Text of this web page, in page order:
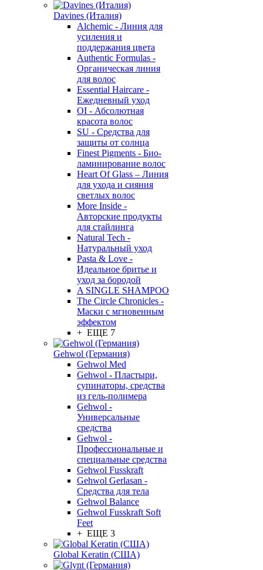
Davines (Италия)
Alchemic - Линия для
усиления и
поддержания цвета
Authentic Formulas -
Органическая линия
для волос
Essential Haircare -
Eжедневный уход
OI - Абсолютная
красота волос
SU - Средства для
защиты от солнца
Finest Pigments - Био-
ламинирование волос
Heart Of Glass – Линия
для ухода и сияния
светлых волос
More Inside -
Авторские продукты
для стайлинга
Natural Tech -
Натуральный уход
Pasta & Love -
Идеальное бритье и
уход за бородой
A SINGLE SHAMPOO
The Circle Chronicles -
Маски с мгновенным
эффектом
+ ЕЩЕ 7
Gehwol (Германия)
Gehwol Med
Gehwol - Пластыри,
супинаторы, средства
из гель-полимера
Gehwol -
Универсальные
средства
Gehwol -
Профессиональные и
специальные средства
Gehwol Fusskraft
Gehwol Gerlasan -
Средства для тела
Gehwol Balance
Gehwol Fusskraft Soft
Feet
+ ЕЩЕ 3
Global Keratin (США)